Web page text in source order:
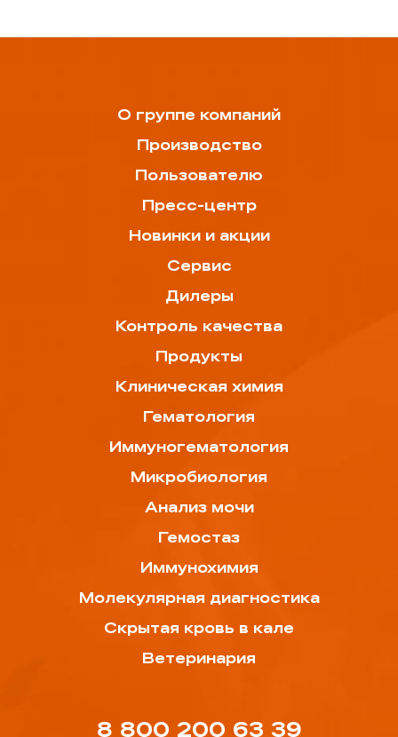
О группе компаний
Производство
Пользователю
Пресс-центр
Новинки и акции
Сервис
Дилеры
Контроль качества
Продукты
Клиническая химия
Гематология
Иммуногематология
Микробиология
Анализ мочи
Гемостаз
Иммунохимия
Молекулярная диагностика
Скрытая кровь в кале
Ветеринария
8 800 200 63 39